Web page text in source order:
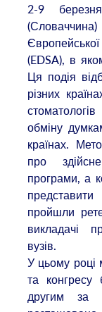
2-9
(Словаччина)
(EDSA), в
Ця подія
різних
обміну
країнах.
про
програми, а
пройшли
викладачі
вузів.
У цьому році
та
другим за